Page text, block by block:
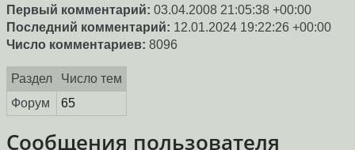
Первый комментарий: 03.04.2008 21:05:38 +00:00
Последний комментарий: 12.01.2024 19:22:26 +00:00
Число комментариев: 8096
Раздел
Число тем
Форум
65
Сообщения пользователя